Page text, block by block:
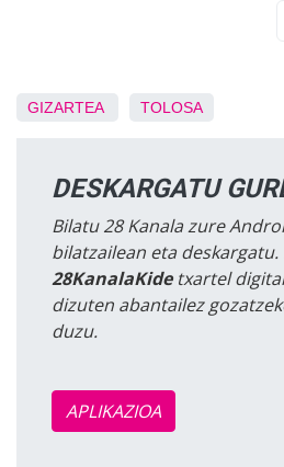
GIZARTEA TOLOSA
DESKARGATU
Bilatu 28 Kanala zure
bilatzailean eta
28KanalaKidetxartel
dizuten abantailez
duzu.
APLIKAZIOA